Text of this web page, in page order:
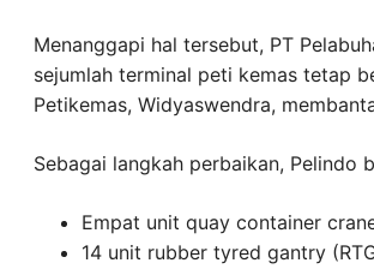
Menanggapi hal tersebut, PT
sejumlah terminal peti kemas tetap
Petikemas, Widyaswendra,
Sebagai langkah perbaikan, Pelindo
Empat unit quay container
14 unit rubber tyred gantry